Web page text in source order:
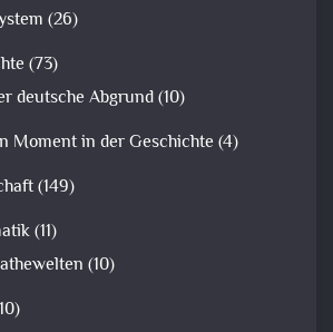
(26)
(73)
deutsche Abgrund(10)
Moment in der Geschichte (4)
(149)
(11)
(10)